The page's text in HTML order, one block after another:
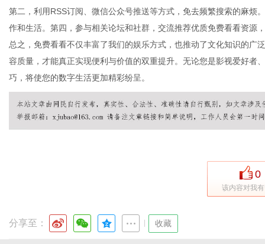
第二，利用RSS订阅、微信公众号推送等方式，免去频繁搜索的麻烦
作和生活。第四，参与相关论坛和社群，交流推荐优质免费看看资源
总之，免费看看不仅丰富了我们的娱乐方式，也推动了文化知识的广
容质量，才能真正实现便利与价值的双重提升。无论您是影视爱好者
巧，将使您的数字生活更加精彩纷呈。
0
该内容对我
分享至： 收藏